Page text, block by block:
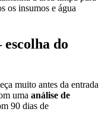
os insumos e água
do
muito antes da entrada
uma análise de
90 dias de